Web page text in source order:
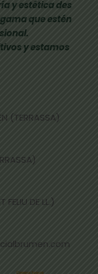
y estética des
que estén
y estamos
(TERRASSA)
DE LL.)